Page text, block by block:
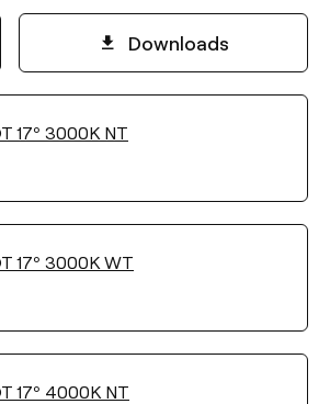
Downloads
17º 3000K NT
17º 3000K WT
17º 4000K NT